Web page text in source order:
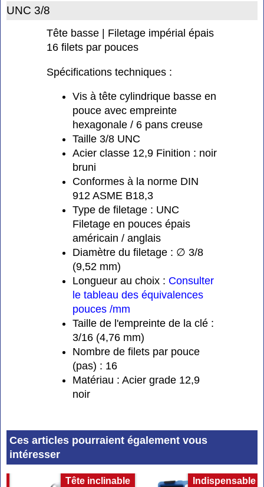
UNC 3/8
Tête basse | Filetage impérial épais
16 filets par pouces
Spécifications techniques :
Vis à tête cylindrique basse en
pouce avec empreinte
hexagonale / 6 pans creuse
Taille 3/8 UNC
Acier classe 12,9 Finition : noir
bruni
Conformes à la norme DIN
912 ASME B18,3
Type de filetage : UNC
Filetage en pouces épais
américain / anglais
Diamètre du filetage : ∅ 3/8
(9,52 mm)
Longueur au choix : Consulter
le tableau des équivalences
pouces /mm
Taille de l'empreinte de la clé :
3/16 (4,76 mm)
Nombre de filets par pouce
(pas) : 16
Matériau : Acier grade 12,9
noir
Ces articles pourraient également vous
intéresser
Tête inclinable Indispensable